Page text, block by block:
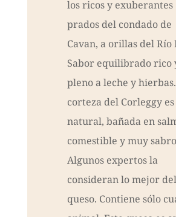
los ricos y exuberantes
prados del condado de
Cavan, a orillas del Río
Sabor equilibrado rico
pleno a leche y
corteza del Corleggy es
natural, bañada en
comestible y muy
Algunos expertos la
consideran lo mejor del
queso. Contiene sólo